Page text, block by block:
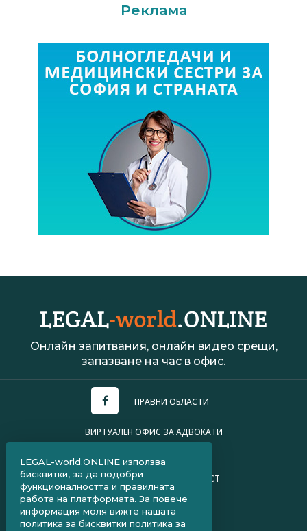
Реклама
Онлайн запитвания, онлайн видео срещи,
запазване на час в офис.
ПРАВНИ ОБЛАСТИ
ВИРТУАЛЕН ОФИС ЗА АДВОКАТИ
ПОЛИТИКА ЗА ПОВЕРИТЕЛНОСТ
ЧЗВ ЗА КЛИЕНТИ
ЧЗВ ЗА АДВОКАТИ
LEGAL-world.ONLINE използва
бисквитки, за да подобри
функционалността и правилната
работа на платформата. За повече
информация моля вижте нашата
политика за бисквитки политика за